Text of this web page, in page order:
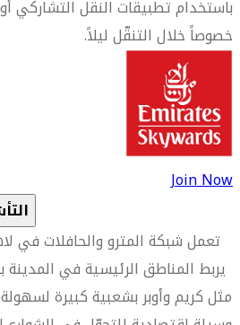
باستخدام تطبيقات النقل التشاركي
خصوصاً خلال التنقّل ليلاً.
Join Now
تعمل شبكة المترو والحافلات في
يربط المناطق الرئيسية في
مثل كريم وأوبر بشعبية كبيرة